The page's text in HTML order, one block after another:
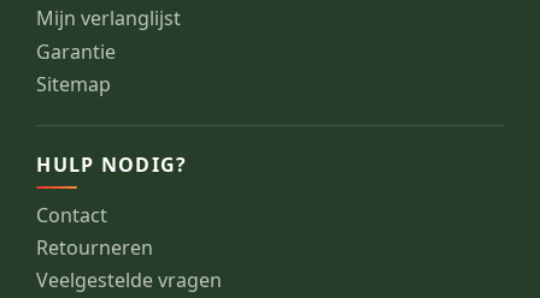
Mijn verlanglijst
Garantie
Sitemap
HULP NODIG?
Contact
Retourneren
Veelgestelde vragen